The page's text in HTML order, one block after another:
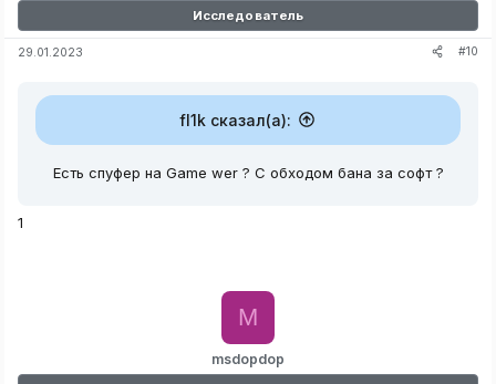
Исследователь
29.01.2023 #10
fl1k сказал(а):
Есть спуфер на Game wer ? C обходом бана за софт ?
1
msdopdop
M